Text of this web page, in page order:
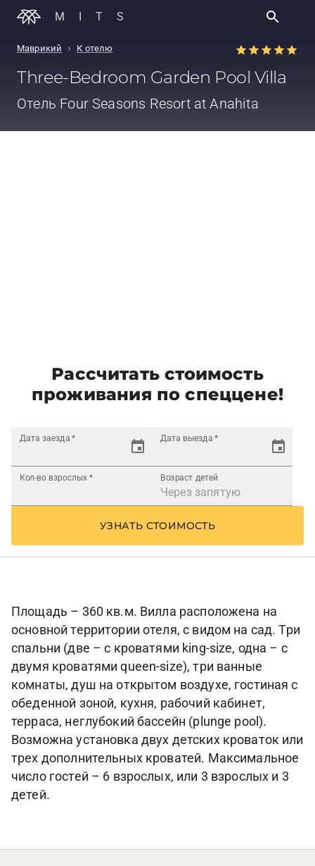
MITS
Маврикий › К отелю
Three-Bedroom Garden Pool Villa
Отель Four Seasons Resort at Anahita
Рассчитать стоимость
проживания по спеццене!
Дата заезда * Дата выезда *
Кол-во взрослых * Возраст детей
УЗНАТЬ СТОИМОСТЬ
Площадь – 360 кв.м. Вилла расположена на
основной территории отеля, с видом на сад. Три
спальни (две – с кроватями king-size, одна – с
двумя кроватями queen-size), три ванные
комнаты, душ на открытом воздухе, гостиная с
обеденной зоной, кухня, рабочий кабинет,
терраса, неглубокий бассейн (plunge pool).
Возможна установка двух детских кроваток или
трех дополнительных кроватей. Максимальное
число гостей – 6 взрослых, или 3 взрослых и 3
детей.